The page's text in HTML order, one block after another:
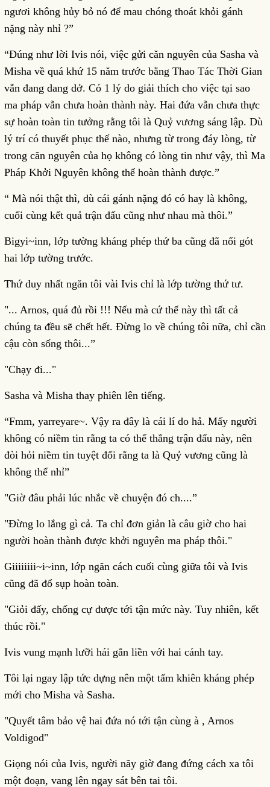
ngươi không hủy bỏ nó để mau chóng thoát khỏi gánh
nặng này nhỉ ?”
“Đúng như lời Ivis nói, việc gửi căn nguyên của Sasha và
Misha về quá khứ 15 năm trước bằng Thao Tác Thời Gian
vẫn đang dang dở. Có 1 lý do giải thích cho việc tại sao
ma pháp vẫn chưa hoàn thành này. Hai đứa vẫn chưa thực
sự hoàn toàn tin tưởng rằng tôi là Quỷ vương sáng lập. Dù
lý trí có thuyết phục thế nào, nhưng từ trong đáy lòng, từ
trong căn nguyên của họ không có lòng tin như vậy, thì Ma
Pháp Khởi Nguyên không thể hoàn thành được.”
“ Mà nói thật thì, dù cái gánh nặng đó có hay là không,
cuối cùng kết quả trận đấu cũng như nhau mà thôi.”
Bigyi~inn, lớp tường kháng phép thứ ba cũng đã nối gót
hai lớp tường trước.
Thứ duy nhất ngăn tôi vài Ivis chỉ là lớp tường thứ tư.
"... Arnos, quá đủ rồi !!! Nếu mà cứ thế này thì tất cả
chúng ta đều sẽ chết hết. Đừng lo về chúng tôi nữa, chỉ cần
cậu còn sống thôi...”
"Chạy đi..."
Sasha và Misha thay phiên lên tiếng.
“Fmm, yarreyare~. Vậy ra đây là cái lí do hả. Mấy người
không có niềm tin rằng ta có thể thắng trận đấu này, nên
đòi hỏi niềm tin tuyệt đối rằng ta là Quỷ vương cũng là
không thể nhỉ”
"Giờ đâu phải lúc nhắc về chuyện đó ch....”
"Đừng lo lắng gì cả. Ta chỉ đơn giản là câu giờ cho hai
người hoàn thành được khởi nguyên ma pháp thôi."
Giiiiiiii~i~inn, lớp ngăn cách cuối cùng giữa tôi và Ivis
cũng đã đổ sụp hoàn toàn.
"Giỏi đấy, chống cự được tới tận mức này. Tuy nhiên, kết
thúc rồi."
Ivis vung mạnh lưỡi hái gắn liền với hai cánh tay.
Tôi lại ngay lập tức dựng nên một tấm khiên kháng phép
mới cho Misha và Sasha.
"Quyết tâm bảo vệ hai đứa nó tới tận cùng à , Arnos
Voldigod"
Giọng nói của Ivis, người nãy giờ đang đứng cách xa tôi
một đoạn, vang lên ngay sát bên tai tôi.